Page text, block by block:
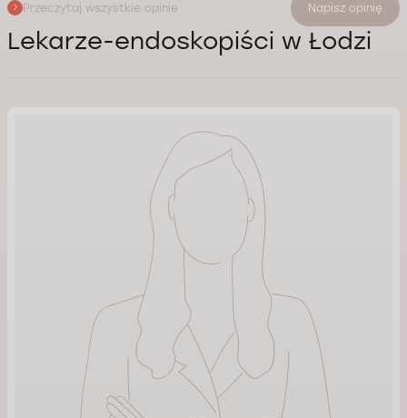
Przeczytaj wszystkie opinie Napisz opinię
Lekarze-endoskopiści w Łodzi